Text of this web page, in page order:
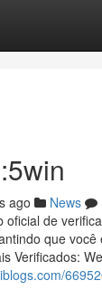
ago News
oficial de
que você
Verificados: